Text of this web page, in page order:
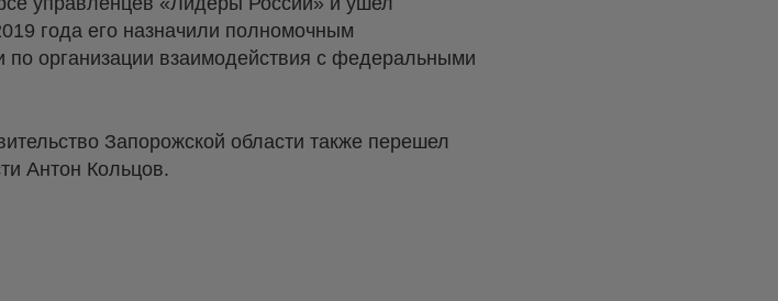
года его назначили полномочным
по организации взаимодействия с федеральными
Запорожской области также перешел
Антон Кольцов.